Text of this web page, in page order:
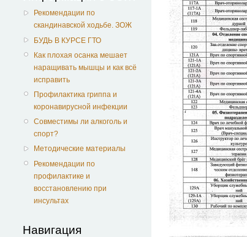
Рекомендации по
скандинавской ходьбе. ЗОЖ
БУДЬ В КУРСЕ ГТО
Как плохая осанка мешает
наращивать мышцы и как всё
исправить
Профилактика гриппа и
коронавирусной инфекции
Совместимы ли алкоголь и
спорт?
Методические материалы
Рекомендации по
профилактике и
восстановлению при
инсультах
Навигация